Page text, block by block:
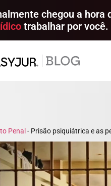
chegou a hora
trabalhar por você.
Penal - Prisão psiquiátrica e as